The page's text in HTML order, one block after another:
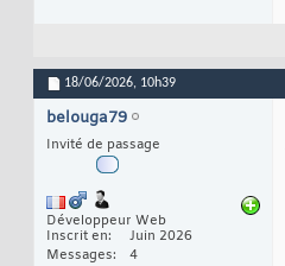
18/06/2026, 10h39
belouga79
Invité de passage
Développeur Web
Inscrit en
Juin 2026
Messages
4